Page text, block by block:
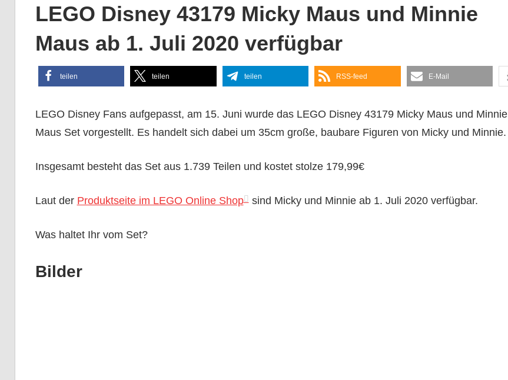
LEGO Disney 43179 Micky Maus und Minnie
Maus ab 1. Juli 2020 verfügbar
teilen teilen teilen RSS-feed E-Mail
LEGO Disney Fans aufgepasst, am 15. Juni wurde das LEGO Disney 43179 Micky Maus und Minnie
Maus Set vorgestellt. Es handelt sich dabei um 35cm große, baubare Figuren von Micky und Minnie.
Insgesamt besteht das Set aus 1.739 Teilen und kostet stolze 179,99€
Laut der Produktseite im LEGO Online Shop sind Micky und Minnie ab 1. Juli 2020 verfügbar.
Was haltet Ihr vom Set?
Bilder